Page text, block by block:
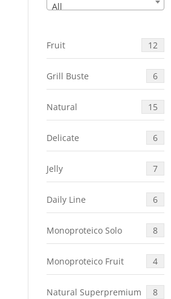
All
Fruit 12
Grill Buste 6
Natural 15
Delicate 6
Jelly 7
Daily Line 6
Monoproteico Solo 8
Monoproteico Fruit 4
Natural Superpremium 8